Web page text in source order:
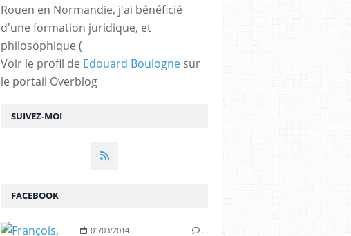
SUIVEZ-MOI
Rouen en Normandie, j'ai bénéficié
d'une formation juridique, et
philosophique (
Voir le profil de Edouard Boulogne sur
le portail Overblog
FACEBOOK
01/03/2014 …